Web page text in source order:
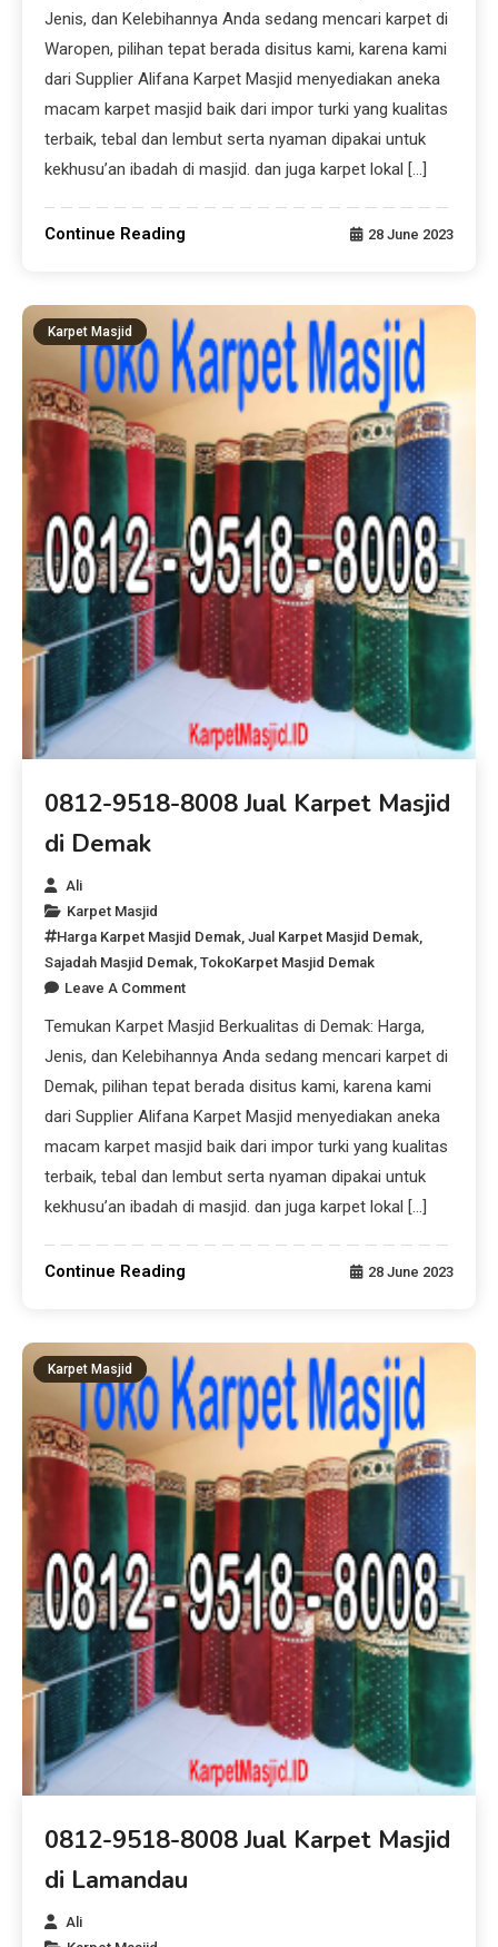
Jenis, dan Kelebihannya Anda sedang mencari karpet di
Waropen, pilihan tepat berada disitus kami, karena kami
dari Supplier Alifana Karpet Masjid menyediakan aneka
macam karpet masjid baik dari impor turki yang kualitas
terbaik, tebal dan lembut serta nyaman dipakai untuk
kekhusu’an ibadah di masjid. dan juga karpet lokal […]
Continue Reading 28 June 2023
Karpet Masjid
0812-9518-8008 Jual Karpet Masjid
di Demak
Ali
Karpet Masjid
Harga Karpet Masjid Demak ,Jual Karpet Masjid Demak
Sajadah Masjid Demak ,TokoKarpet Masjid Demak
Leave A Comment
Temukan Karpet Masjid Berkualitas di Demak: Harga,
Jenis, dan Kelebihannya Anda sedang mencari karpet di
Demak, pilihan tepat berada disitus kami, karena kami
dari Supplier Alifana Karpet Masjid menyediakan aneka
macam karpet masjid baik dari impor turki yang kualitas
terbaik, tebal dan lembut serta nyaman dipakai untuk
kekhusu’an ibadah di masjid. dan juga karpet lokal […]
Continue Reading 28 June 2023
Karpet Masjid
0812-9518-8008 Jual Karpet Masjid
di Lamandau
Ali